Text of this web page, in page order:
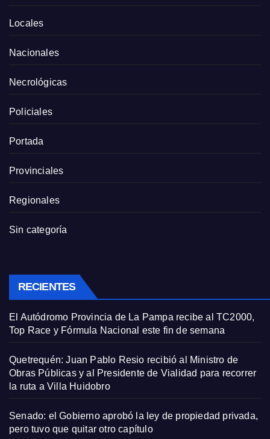
Locales
Nacionales
Necrológicas
Policiales
Portada
Provinciales
Regionales
Sin categoría
RECIENTES
El Autódromo Provincia de La Pampa recibe al TC2000,
Top Race y Fórmula Nacional este fin de semana
Quetrequén: Juan Pablo Resio recibió al Ministro de
Obras Públicas y al Presidente de Vialidad para recorrer
la ruta a Villa Huidobro
Senado: el Gobierno aprobó la ley de propiedad privada,
pero tuvo que quitar otro capítulo